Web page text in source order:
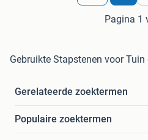
Pagina 1
Gebruikte Stapstenen voor Tuin
Gerelateerde zoektermen
Populaire zoektermen